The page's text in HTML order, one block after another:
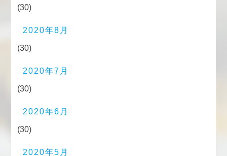
(30)
2020年8月
(30)
2020年7月
(30)
2020年6月
(30)
2020年5月